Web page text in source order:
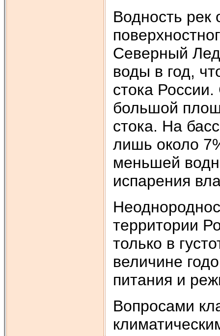
Водность рек
Северный
воды в год,
стока
большой
стока. На
лишь около
меньшей
испарения
территории
только в
величине
питания и
Вопросами